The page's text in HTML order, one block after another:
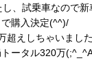
、試乗車なので
購入決定(^^)/
超えしちゃいまし
ータル320万